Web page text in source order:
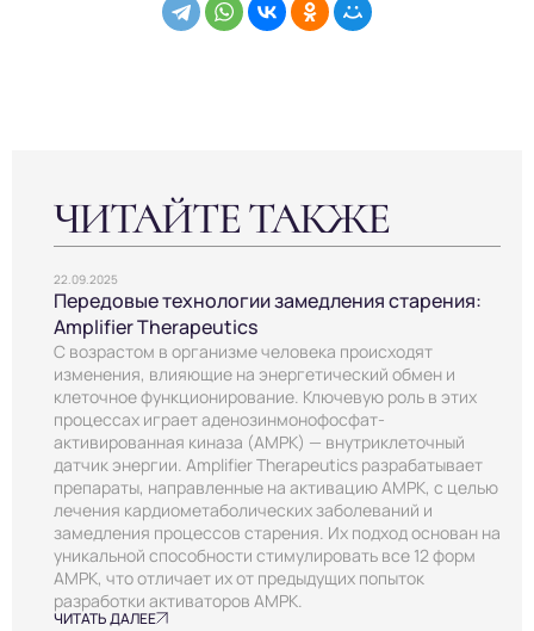
ЧИТАЙТЕ ТАКЖЕ
22.09.2025
Передовые технологии замедления старения:
Amplifier Therapeutics
С возрастом в организме человека происходят
изменения, влияющие на энергетический обмен и
клеточное функционирование. Ключевую роль в этих
процессах играет аденозинмонофосфат-
активированная киназа (AMPK) — внутриклеточный
датчик энергии. Amplifier Therapeutics разрабатывает
препараты, направленные на активацию AMPK, с целью
лечения кардиометаболических заболеваний и
замедления процессов старения. Их подход основан на
уникальной способности стимулировать все 12 форм
AMPK, что отличает их от предыдущих попыток
разработки активаторов AMPK.
ЧИТАТЬ ДАЛЕЕ